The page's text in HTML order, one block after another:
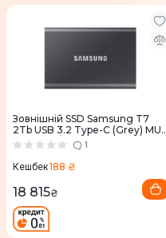
Зовнішній SSD Samsung T7
2Tb USB 3.2 Type-C (Grey) MU-
PC2T0T / WW1
Кешбек188 ₴
18 815₴